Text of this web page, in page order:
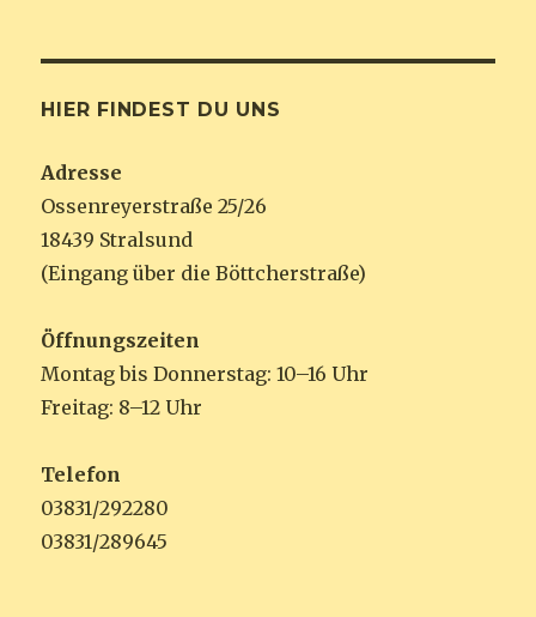
Beiträge
SEIT
HIER FINDEST DU UNS
Adresse
Ossenreyerstraße 25/26
18439 Stralsund
(Eingang über die Böttcherstraße)
Öffnungszeiten
Montag bis Donnerstag: 10–16 Uhr
Freitag: 8–12 Uhr
Telefon
03831/292280
03831/289645